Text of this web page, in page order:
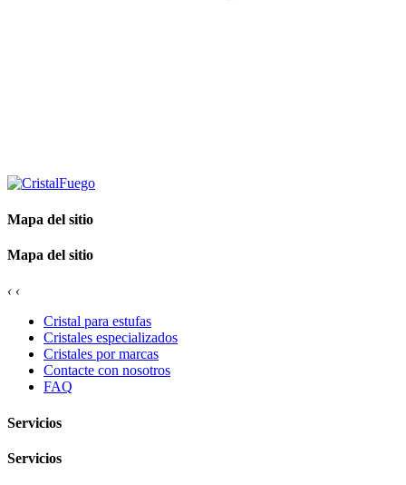
Mapa del sitio
Mapa del sitio
‹ ‹
Cristal para estufas
Cristales especializados
Cristales por marcas
Contacte con nosotros
FAQ
Servicios
Servicios